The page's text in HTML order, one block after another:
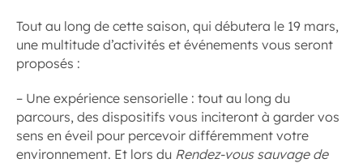
Tout au long de cette saison, qui débutera le 19 mars,
une multitude d’activités et événements vous seront
proposés :
– Une expérience sensorielle : tout au long du
parcours, des dispositifs vous inciteront à garder vos
sens en éveil pour percevoir différemment votre
environnement. Et lors du Rendez-vous sauvage de